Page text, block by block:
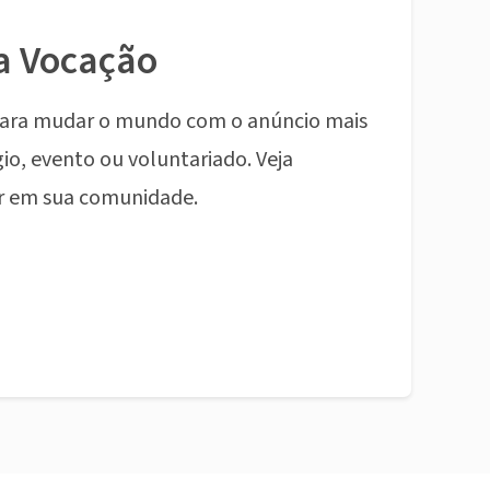
Vocação
mudar o mundo com o anúncio mais
evento ou voluntariado. Veja
sua comunidade.